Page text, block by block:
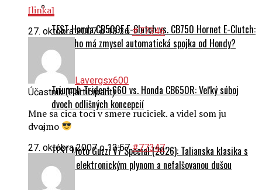
TEST Honda CB500F E-Clutch vs. CB750 Hornet E-Clutch:
Pre koho má zmysel automatická spojka od Hondy?
Triumph Trident 660 vs. Honda CB650R: Veľký súboj
dvoch odlišných koncepcií
TEST Moto Guzzi V7 Special (2026): Talianska klasika s
novým elektronickým plynom a nefalšovanou dušou
[linka]
27. októbra 2007 o 13:36 #77346
Lavergsx600
Účastník (Participant)
Mne sa cica toci v smere ruciciek. a videl som ju
dvojmo
27. októbra 2007 o 13:57 #77347